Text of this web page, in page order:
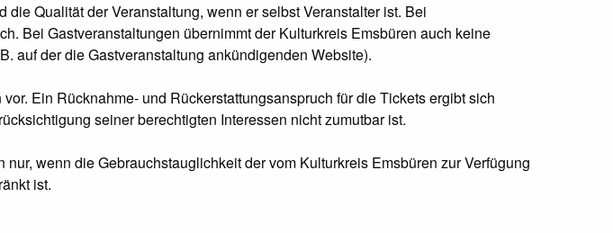
Qualität der Veranstaltung, wenn er selbst Veranstalter ist. Bei
Bei Gastveranstaltungen übernimmt der Kulturkreis Emsbüren auch keine
auf der die Gastveranstaltung ankündigenden Website).
Ein Rücknahme- und Rückerstattungsanspruch für die Tickets ergibt sich
seiner berechtigten Interessen nicht zumutbar ist.
wenn die Gebrauchstauglichkeit der vom Kulturkreis Emsbüren zur Verfügung
ist.